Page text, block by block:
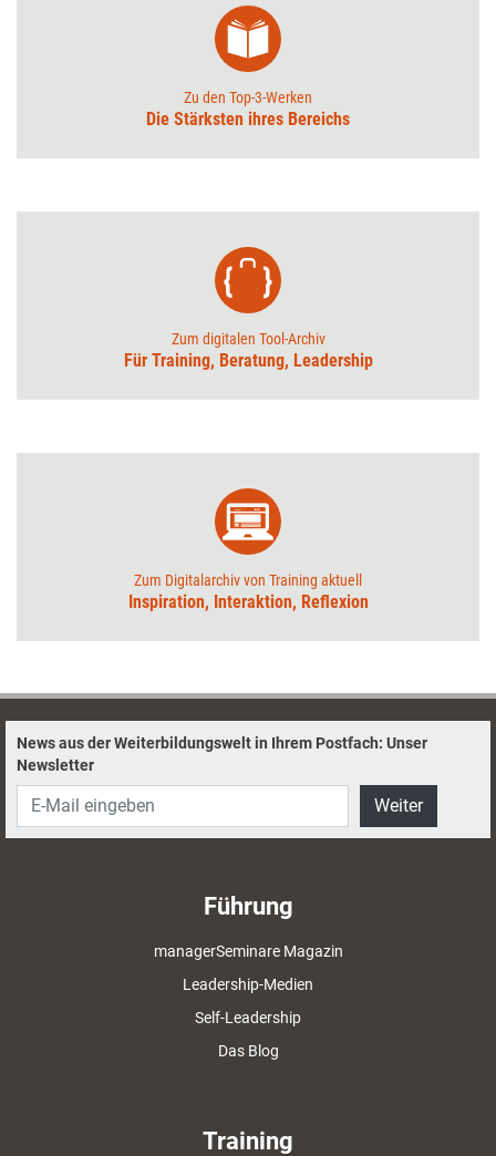
Zu den Top-3-Werken
Die Stärksten ihres Bereichs
Zum digitalen Tool-Archiv
Für Training, Beratung, Leadership
Zum Digitalarchiv von Training aktuell
Inspiration, Interaktion, Reflexion
News aus der Weiterbildungswelt in Ihrem Postfach: Unser
Newsletter
Weiter
Führung
managerSeminare Magazin
Leadership-Medien
Self-Leadership
Das Blog
Training